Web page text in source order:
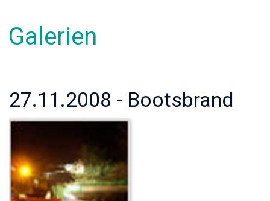
Galerien
27.11.2008 - Bootsbrand